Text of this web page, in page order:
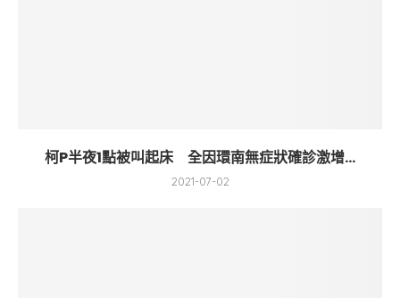
柯P半夜1點被叫起床 全因環南無症狀確診激增...
2021-07-02